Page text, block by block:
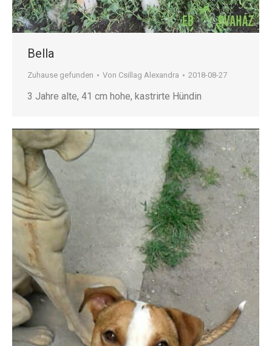
Bella
Zuhause gefunden Von Csillag Alexandra 2018-08-27
3 Jahre alte, 41 cm hohe, kastrirte Hündin